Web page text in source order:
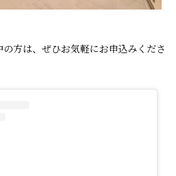
方は、ぜひお気軽にお申込みくださ